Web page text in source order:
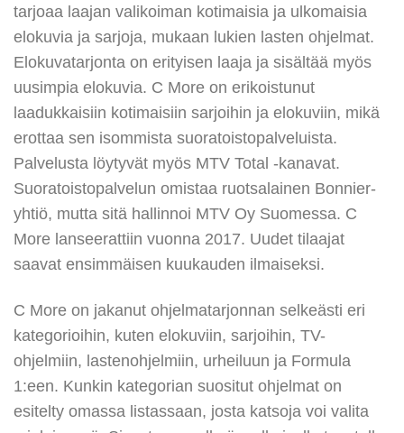
tarjoaa laajan valikoiman kotimaisia ja ulkomaisia
elokuvia ja sarjoja, mukaan lukien lasten ohjelmat.
Elokuvatarjonta on erityisen laaja ja sisältää myös
uusimpia elokuvia. C More on erikoistunut
laadukkaisiin kotimaisiin sarjoihin ja elokuviin, mikä
erottaa sen isommista suoratoistopalveluista.
Palvelusta löytyvät myös MTV Total -kanavat.
Suoratoistopalvelun omistaa ruotsalainen Bonnier-
yhtiö, mutta sitä hallinnoi MTV Oy Suomessa. C
More lanseerattiin vuonna 2017. Uudet tilaajat
saavat ensimmäisen kuukauden ilmaiseksi.
C More on jakanut ohjelmatarjonnan selkeästi eri
kategorioihin, kuten elokuviin, sarjoihin, TV-
ohjelmiin, lastenohjelmiin, urheiluun ja Formula
1:een. Kunkin kategorian suositut ohjelmat on
esitelty omassa listassaan, josta katsoja voi valita